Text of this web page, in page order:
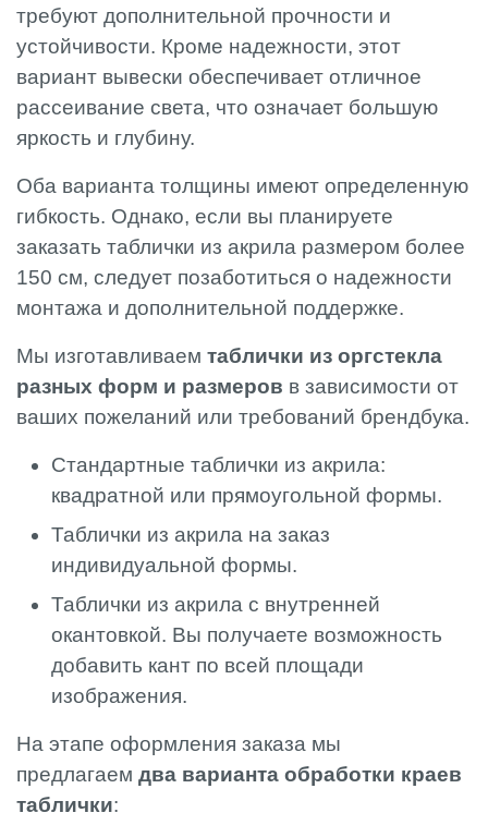
требуют дополнительной прочности и
устойчивости. Кроме надежности, этот
вариант вывески обеспечивает отличное
рассеивание света, что означает большую
яркость и глубину.
Оба варианта толщины имеют определенную
гибкость. Однако, если вы планируете
заказать таблички из акрила размером более
150 см, следует позаботиться о надежности
монтажа и дополнительной поддержке.
Мы изготавливаем таблички из оргстекла
разных форм и размеров в зависимости от
ваших пожеланий или требований брендбука.
Стандартные таблички из акрила:
квадратной или прямоугольной формы.
Таблички из акрила на заказ
индивидуальной формы.
Таблички из акрила с внутренней
окантовкой. Вы получаете возможность
добавить кант по всей площади
изображения.
На этапе оформления заказа мы
предлагаем два варианта обработки краев
таблички: